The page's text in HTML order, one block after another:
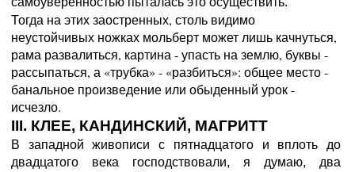
Тогда на этих заостренных, столь видимо
неустойчивых ножках мольберт может лишь качнуться,
рама развалиться, картина - упасть на землю, буквы -
рассыпаться, а «трубка» - «разбиться»: общее место -
банальное произведение или обыденный урок -
исчезло.
III. КЛЕЕ, КАНДИНСКИЙ, МАГРИТТ
В западной живописи с пятнадцатого и вплоть до
двадцатого века господствовали, я думаю, два